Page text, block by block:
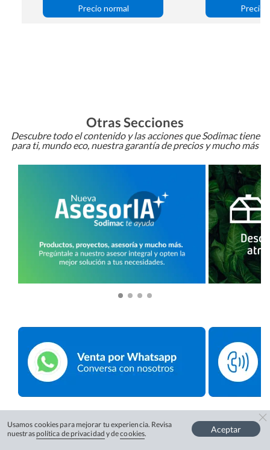
Otras Secciones
Descubre todo el contenido y las acciones que Sodimac tiene
para ti, mundo eco, nuestra garantía de precios y mucho más
Usamos cookies para mejorar tu experiencia. Revisa
nuestras política de privacidad y decookies. Aceptar